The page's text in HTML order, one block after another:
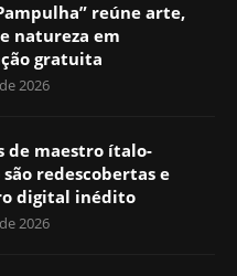
reúne arte,
natureza em
gratuita
2026
de maestro ítalo-
redescobertas e
digital inédito
2026